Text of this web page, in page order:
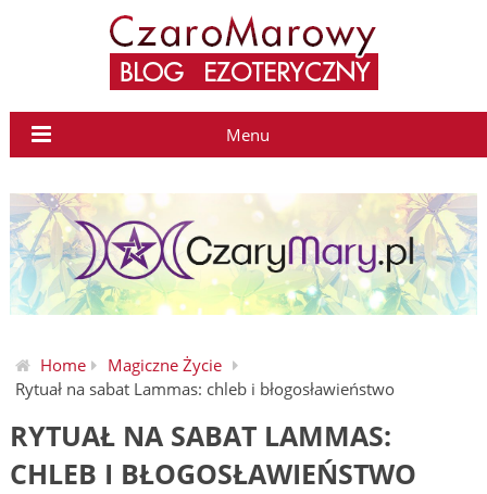
Menu
Home
Magiczne Życie
Rytuał na sabat Lammas: chleb i błogosławieństwo
RYTUAŁ NA SABAT LAMMAS:
CHLEB I BŁOGOSŁAWIEŃSTWO